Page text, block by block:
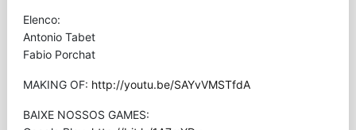
Elenco:
Antonio Tabet
Fabio Porchat
MAKING OF: http://youtu.be/SAYvVMSTfdA
BAIXE NOSSOS GAMES: